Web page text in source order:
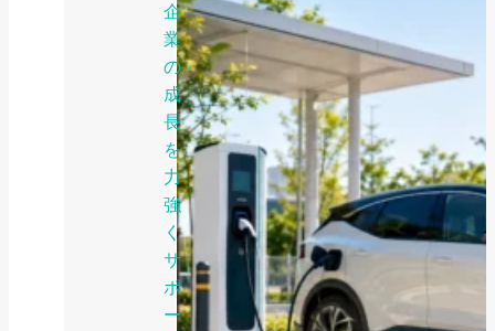
企
業
の
成
長
を
力
強
く
サ
ポ
ー